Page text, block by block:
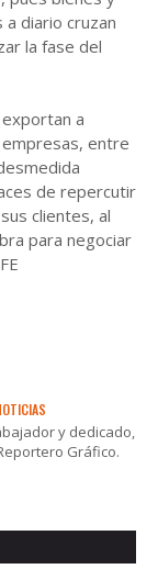
diario cruzan
la fase del
a
empresas, entre
de repercutir
clientes, al
para negociar
y dedicado,
Gráfico.